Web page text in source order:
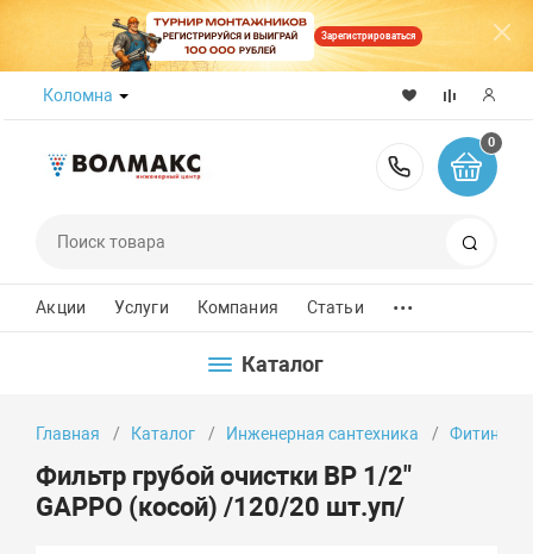
Зарегистрироваться
Коломна
8 (800)
0
Акции Услуги Компания Статьи ...
Каталог
Главная Каталог Инженерная сантехника Фитинги
Фильтр грубой очистки ВР 1/2"
GAPPO (косой) /120/20 шт.уп/